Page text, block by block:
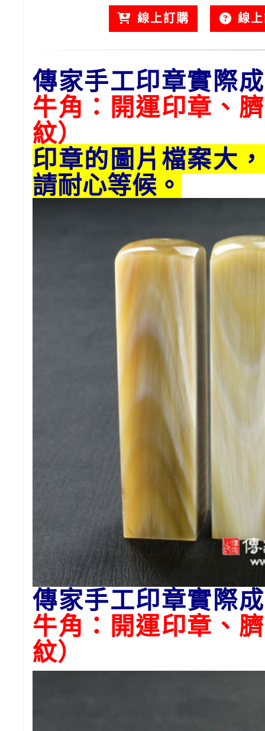
線上訂購 線
傳家手工印章實際
牛角：開運印章、
紋）
印章的圖片檔案大
請耐心等候。
傳家手工印章實際
牛角：開運印章、
紋）